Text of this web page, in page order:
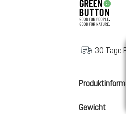
30 Tage
Gewicht